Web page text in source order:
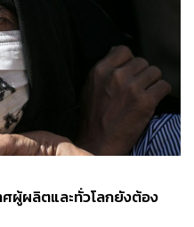
ผู้ผลิตและทั่วโลกยังต้อง